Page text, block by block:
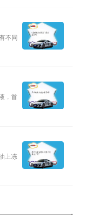
不同
，首
上冻